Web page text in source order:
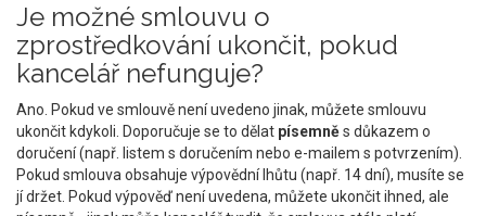
Je možné smlouvu o
zprostředkování ukončit, pokud
kancelář nefunguje?
Ano. Pokud ve smlouvě není uvedeno jinak, můžete smlouvu
ukončit kdykoli. Doporučuje se to dělat písemněs důkazem o
doručení (např. listem s doručením nebo e-mailem s potvrzením).
Pokud smlouva obsahuje výpovědní lhůtu (např. 14 dní), musíte se
jí držet. Pokud výpověď není uvedena, můžete ukončit ihned, ale